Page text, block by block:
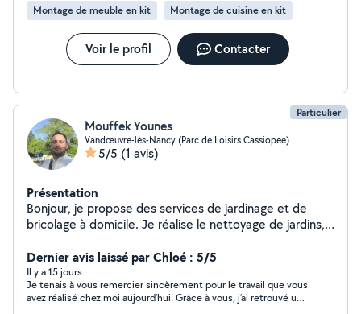
après départ ou rénovation. Avec un savoir-faire
éprouvé et une approche professionnelle, RenovElite54
vous assure un service rapide, soigné et adapté à vos
besoins.
Montage de meuble en kit Montage de cuisine en kit
Voir le profil Contacter
Particulier
Mouffek Younes
Vandœuvre-lès-Nancy (Parc de Loisirs Cassiopee)
5/5 (1 avis)
Présentation
Bonjour, je propose des services de jardinage et de
bricolage à domicile. Je réalise le nettoyage de jardins,
montage de meubles, ainsi que divers petits travaux de
bricolage. Je suis sérieux, ponctuel et je m'engage à
fournir un travail soigné à des prix raisonnables.
N'hésitez pas à me contacter.
Dernier avis laissé par Chloé : 5/5
Il y a 15 jours
Je tenais à vous remercier sincèrement pour le travail que vous
avez réalisé chez moi aujourd’hui. Grâce à vous, j’ai retrouvé un